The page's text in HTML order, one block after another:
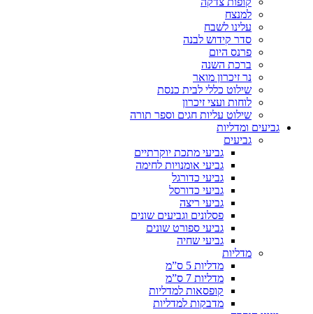
למנצח
עלינו לשבח
סדר קידוש לבנה
פרנס היום
ברכת השנה
נר זיכרון מואר
שילוט כללי לבית כנסת
לוחות ועצי זיכרון
שילוט עליות חגים וספר תורה
גביעים ומדליות
גביעים
גביעי מתכת יוקרתיים
גביעי אומנויות לחימה
גביעי כדורגל
גביעי כדורסל
גביעי ריצה
פסלונים וגביעים שונים
גביעי ספורט שונים
גביעי שחיה
מדליות
מדליות 5 ס”מ
מדליות 7 ס”מ
קופסאות למדליות
מדבקות למדליות